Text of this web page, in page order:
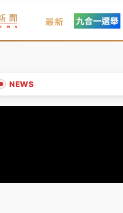
最新
NEWS
颱白海豚環流掠北海！今明
末精選｜ 慈濟遭詐10億完整